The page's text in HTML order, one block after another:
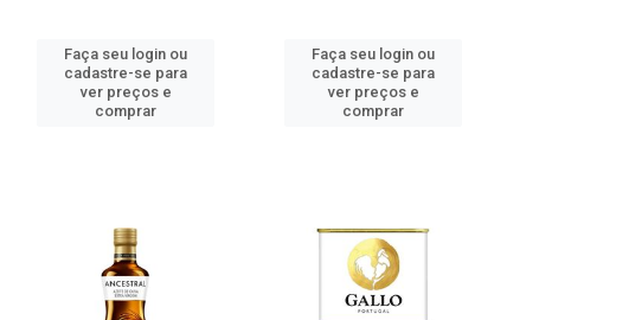
Faça seu login ou
cadastre-se para
ver preços e
comprar
Faça seu login ou
cadastre-se para
ver preços e
comprar